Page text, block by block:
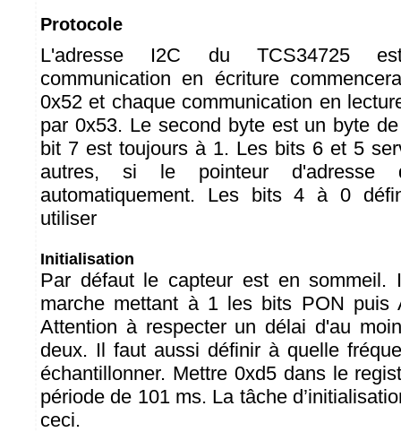
Protocole
L'adresse I2C du TCS34725
communication en écriture
0x52 et chaque communication en
par 0x53. Le second byte est un byte
bit 7 est toujours à 1. Les bits 6 et 5
autres, si le pointeur d'adresse
automatiquement. Les bits 4 à 0
utiliser
Initialisation
Par défaut le capteur est en sommeil.
marche mettant à 1 les bits PON puis
Attention à respecter un délai d'au
deux. Il faut aussi définir à quelle
échantillonner. Mettre 0xd5 dans le
période de 101 ms. La tâche
ceci.